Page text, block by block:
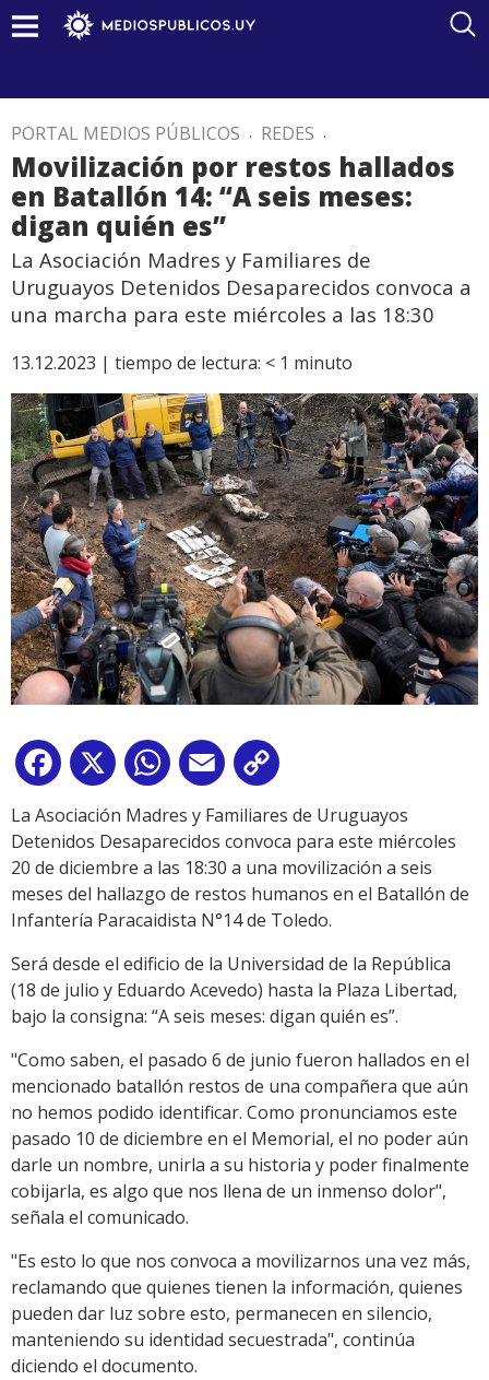
PORTAL MEDIOS PÚBLICOS . REDES .
Movilización por restos hallados
en Batallón 14: “A seis meses:
digan quién es”
La Asociación Madres y Familiares de
Uruguayos Detenidos Desaparecidos convoca a
una marcha para este miércoles a las 18:30
13.12.2023 | tiempo de lectura: < 1 minuto
Facebook
X WhatsApp
Email
Link
La Asociación Madres y Familiares de Uruguayos
Detenidos Desaparecidos convoca para este miércoles
20 de diciembre a las 18:30 a una movilización a seis
meses del hallazgo de restos humanos en el Batallón de
Infantería Paracaidista N°14 de Toledo.
Será desde el edificio de la Universidad de la República
(18 de julio y Eduardo Acevedo) hasta la Plaza Libertad,
bajo la consigna: “A seis meses: digan quién es”.
"Como saben, el pasado 6 de junio fueron hallados en el
mencionado batallón restos de una compañera que aún
no hemos podido identificar. Como pronunciamos este
pasado 10 de diciembre en el Memorial, el no poder aún
darle un nombre, unirla a su historia y poder finalmente
cobijarla, es algo que nos llena de un inmenso dolor",
señala el comunicado.
"Es esto lo que nos convoca a movilizarnos una vez más,
reclamando que quienes tienen la información, quienes
pueden dar luz sobre esto, permanecen en silencio,
manteniendo su identidad secuestrada", continúa
diciendo el documento.